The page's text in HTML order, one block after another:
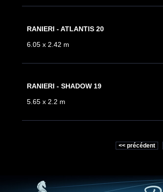
RANIERI - ATLANTIS 20
6.05 x 2.42 m
RANIERI - SHADOW 19
5.65 x 2.2 m
<< précédent